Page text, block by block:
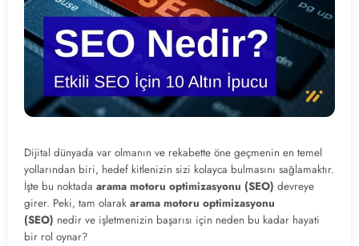
Dijital dünyada var olmanın ve rekabette öne geçmenin en temel
yollarından biri, hedef kitlenizin sizi kolayca bulmasını sağlamaktır.
İşte bu noktada arama motoru optimizasyonu (SEO) devreye
girer. Peki, tam olarak arama motoru optimizasyonu
(SEO) nedir ve işletmenizin başarısı için neden bu kadar hayati
bir rol oynar?